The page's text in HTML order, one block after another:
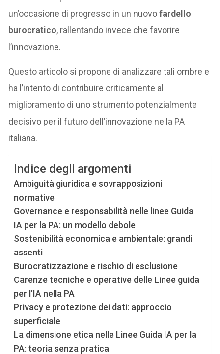
un’occasione di progresso in un nuovofardello
burocratico, rallentando invece che favorire
l’innovazione.
Questo articolo si propone di analizzare tali ombre e
ha l’intento di contribuire criticamente al
miglioramento di uno strumento potenzialmente
decisivo per il futuro dell’innovazione nella PA
italiana.
Indice degli argomenti
Ambiguità giuridica e sovrapposizioni
normative
Governance e responsabilità nelle linee Guida
IA per la PA: un modello debole
Sostenibilità economica e ambientale: grandi
assenti
Burocratizzazione e rischio di esclusione
Carenze tecniche e operative delle Linee guida
per l’IA nella PA
Privacy e protezione dei dati: approccio
superficiale
La dimensione etica nelle Linee Guida IA per la
PA: teoria senza pratica